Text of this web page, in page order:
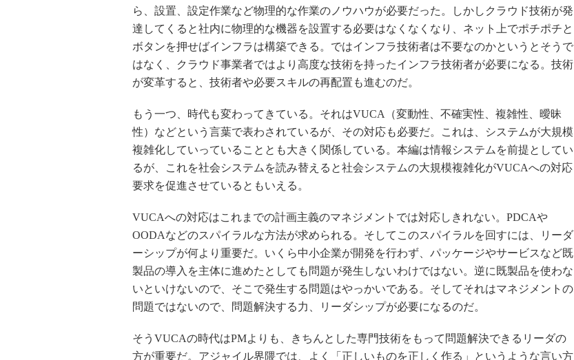
ら、設置、設定作業など物理的な作業のノウハウが必要だった。しかしクラウド技術が発
達してくると社内に物理的な機器を設置する必要はなくなくなり、ネット上でポチポチと
ボタンを押せばインフラは構築できる。ではインフラ技術者は不要なのかというとそうで
はなく、クラウド事業者ではより高度な技術を持ったインフラ技術者が必要になる。技術
が変革すると、技術者や必要スキルの再配置も進むのだ。
もう一つ、時代も変わってきている。それはVUCA（変動性、不確実性、複雑性、曖昧
性）などという言葉で表わされているが、その対応も必要だ。これは、システムが大規模
複雑化していっていることとも大きく関係している。本編は情報システムを前提としてい
るが、これを社会システムを読み替えると社会システムの大規模複雑化がVUCAへの対応
要求を促進させているともいえる。
VUCAへの対応はこれまでの計画主義のマネジメントでは対応しきれない。PDCAや
OODAなどのスパイラルな方法が求められる。そしてこのスパイラルを回すには、リーダ
ーシップが何より重要だ。いくら中小企業が開発を行わず、パッケージやサービスなど既
製品の導入を主体に進めたとしても問題が発生しないわけではない。逆に既製品を使わな
いといけないので、そこで発生する問題はやっかいである。そしてそれはマネジメントの
問題ではないので、問題解決する力、リーダシップが必要になるのだ。
そうVUCAの時代はPMよりも、きちんとした専門技術をもって問題解決できるリーダの
方が重要だ。アジャイル界隈では、よく「正しいものを正しく作る」というような言い方